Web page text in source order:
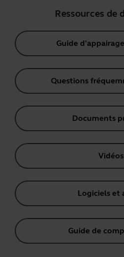
Ressources de
Guide
Questions
Documents
Vidéos
Logiciels et
Guide de